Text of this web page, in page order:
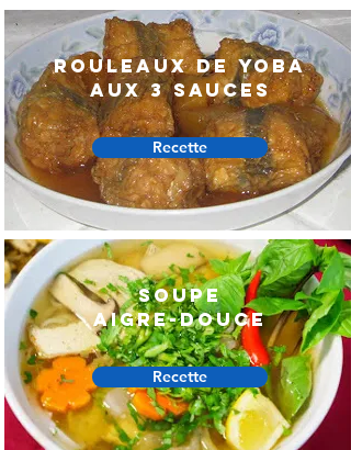
Rouleaux de yoba
aux 3 sauces
Recette
soupe
aigre-DOUCE
Recette